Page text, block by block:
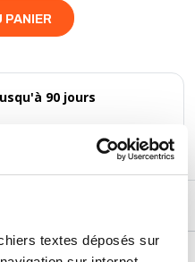
textes déposés sur
PANIER
90 jours